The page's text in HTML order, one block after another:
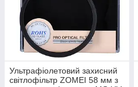
Ультрафіолетовий захисний
світлофільтр ZOMEI 58 мм з